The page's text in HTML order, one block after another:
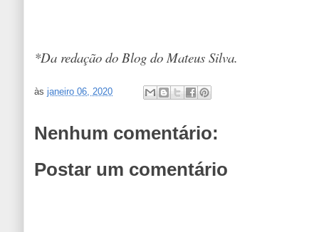
*Da redação do Blog do Mateus Silva.
àsjaneiro 06, 2020
Nenhum comentário:
Postar um comentário